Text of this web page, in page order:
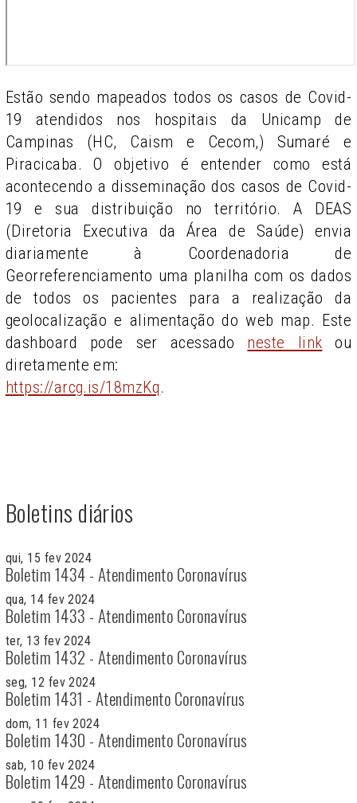
Estão sendo mapeados todos os casos de Covid-
19 atendidos nos hospitais da Unicamp de
Campinas (HC, Caism e Cecom,) Sumaré e
Piracicaba. O objetivo é entender como está
acontecendo a disseminação dos casos de Covid-
19 e sua distribuição no território. A DEAS
(Diretoria Executiva da Área de Saúde) envia
diariamente à Coordenadoria de
Georreferenciamento uma planilha com os dados
de todos os pacientes para a realização da
geolocalização e alimentação do web map. Este
dashboard pode ser acessado neste link ou
diretamente em:
https://arcg.is/18mzKq.
Boletins diários
qui, 15 fev 2024
Boletim 1434 - Atendimento Coronavírus
qua, 14 fev 2024
Boletim 1433 - Atendimento Coronavírus
ter, 13 fev 2024
Boletim 1432 - Atendimento Coronavírus
seg, 12 fev 2024
Boletim 1431 - Atendimento Coronavírus
dom, 11 fev 2024
Boletim 1430 - Atendimento Coronavírus
sab, 10 fev 2024
Boletim 1429 - Atendimento Coronavírus